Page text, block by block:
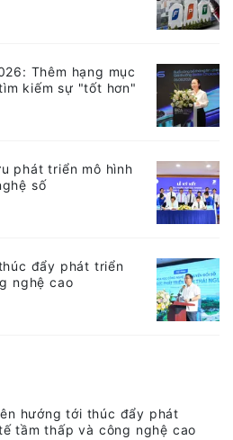
Thêm hạng mục
kiếm sự "tốt hơn"
phát triển mô hình
số
đẩy phát triển
nghệ cao
hướng tới thúc đẩy phát
tầm thấp và công nghệ cao